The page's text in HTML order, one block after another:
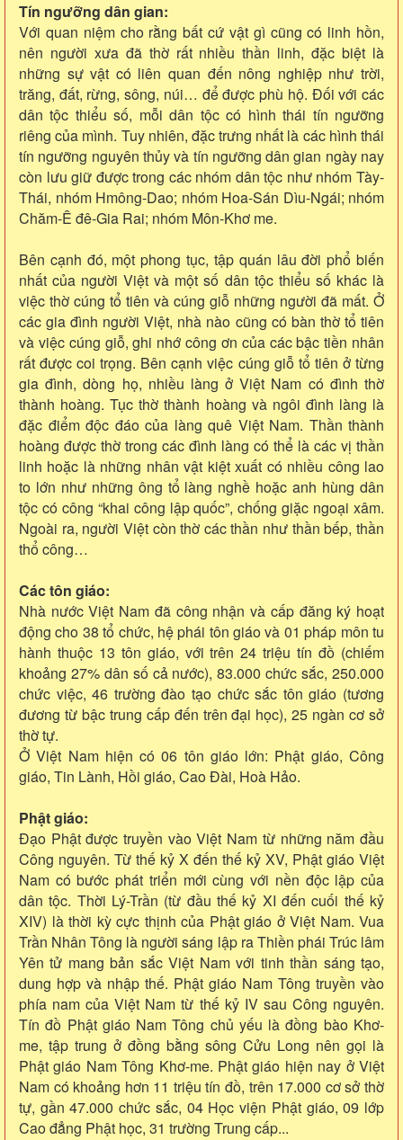
Tín ngưỡng dân gian:
Với quan niệm cho rằng bất cứ vật gì cũng có linh hồn,
nên người xưa đã thờ rất nhiều thần linh, đặc biệt là
những sự vật có liên quan đến nông nghiệp như trời,
trăng, đất, rừng, sông, núi… để được phù hộ. Đối với các
dân tộc thiểu số, mỗi dân tộc có hình thái tín ngưỡng
riêng của mình. Tuy nhiên, đặc trưng nhất là các hình thái
tín ngưỡng nguyên thủy và tín ngưỡng dân gian ngày nay
còn lưu giữ được trong các nhóm dân tộc như nhóm Tày-
Thái, nhóm Hmông-Dao; nhóm Hoa-Sán Dìu-Ngái; nhóm
Chăm-Ê đê-Gia Rai; nhóm Môn-Khơ me.
Bên cạnh đó, một phong tục, tập quán lâu đời phổ biến
nhất của người Việt và một số dân tộc thiểu số khác là
việc thờ cúng tổ tiên và cúng giỗ những người đã mất. Ở
các gia đình người Việt, nhà nào cũng có bàn thờ tổ tiên
và việc cúng giỗ, ghi nhớ công ơn của các bậc tiền nhân
rất được coi trọng. Bên cạnh việc cúng giỗ tổ tiên ở từng
gia đình, dòng họ, nhiều làng ở Việt Nam có đình thờ
thành hoàng. Tục thờ thành hoàng và ngôi đình làng là
đặc điểm độc đáo của làng quê Việt Nam. Thần thành
hoàng được thờ trong các đình làng có thể là các vị thần
linh hoặc là những nhân vật kiệt xuất có nhiều công lao
to lớn như những ông tổ làng nghề hoặc anh hùng dân
tộc có công “khai công lập quốc”, chống giặc ngoại xâm.
Ngoài ra, người Việt còn thờ các thần như thần bếp, thần
thổ công…
Các tôn giáo:
Nhà nước Việt Nam đã công nhận và cấp đăng ký hoạt
động cho 38 tổ chức, hệ phái tôn giáo và 01 pháp môn tu
hành thuộc 13 tôn giáo, với trên 24 triệu tín đồ (chiếm
khoảng 27% dân số cả nước), 83.000 chức sắc, 250.000
chức việc, 46 trường đào tạo chức sắc tôn giáo (tương
đương từ bậc trung cấp đến trên đại học), 25 ngàn cơ sở
thờ tự.
Ở Việt Nam hiện có 06 tôn giáo lớn: Phật giáo, Công
giáo, Tin Lành, Hồi giáo, Cao Đài, Hoà Hảo.
Phật giáo:
Đạo Phật được truyền vào Việt Nam từ những năm đầu
Công nguyên. Từ thế kỷ X đến thế kỷ XV, Phật giáo Việt
Nam có bước phát triển mới cùng với nền độc lập của
dân tộc. Thời Lý-Trần (từ đầu thế kỷ XI đến cuối thế kỷ
XIV) là thời kỳ cực thịnh của Phật giáo ở Việt Nam. Vua
Trần Nhân Tông là người sáng lập ra Thiền phái Trúc lâm
Yên tử mang bản sắc Việt Nam với tinh thần sáng tạo,
dung hợp và nhập thế. Phật giáo Nam Tông truyền vào
phía nam của Việt Nam từ thế kỷ IV sau Công nguyên.
Tín đồ Phật giáo Nam Tông chủ yếu là đồng bào Khơ-
me, tập trung ở đồng bằng sông Cửu Long nên gọi là
Phật giáo Nam Tông Khơ-me. Phật giáo hiện nay ở Việt
Nam có khoảng hơn 11 triệu tín đồ, trên 17.000 cơ sở thờ
tự, gần 47.000 chức sắc, 04 Học viện Phật giáo, 09 lớp
Cao đẳng Phật học, 31 trường Trung cấp...